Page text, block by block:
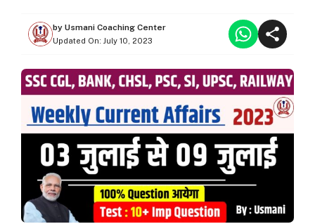
by Usmani Coaching Center
Updated On: July 10, 2023